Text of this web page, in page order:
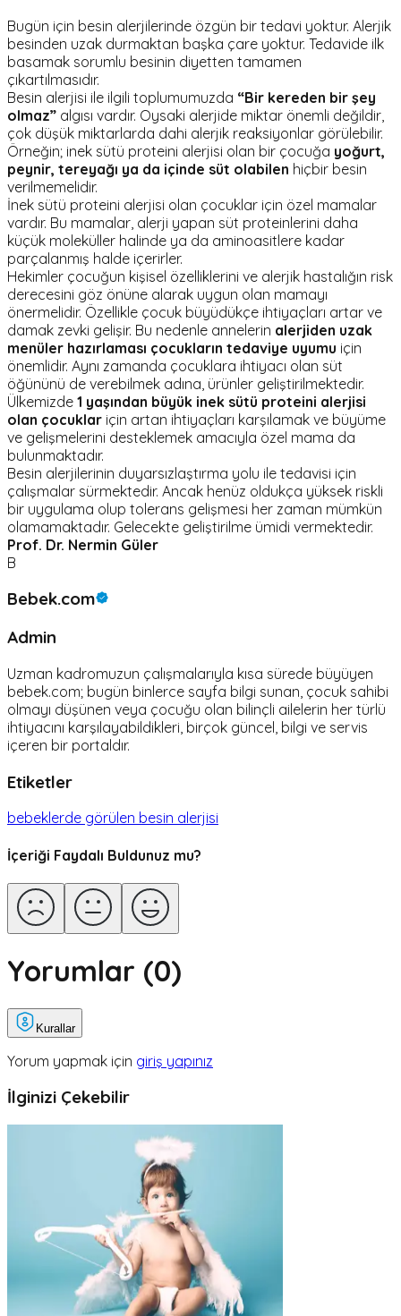
Bugün için besin alerjilerinde özgün bir tedavi yoktur. Alerjik
besinden uzak durmaktan başka çare yoktur. Tedavide ilk
basamak sorumlu besinin diyetten tamamen
çıkartılmasıdır.
Besin alerjisi ile ilgili toplumumuzda “Bir kereden bir şey
olmaz” algısı vardır. Oysaki alerjide miktar önemli değildir,
çok düşük miktarlarda dahi alerjik reaksiyonlar görülebilir.
Örneğin; inek sütü proteini alerjisi olan bir çocuğa yoğurt,
peynir, tereyağı ya da içinde süt olabilen hiçbir besin
verilmemelidir.
İnek sütü proteini alerjisi olan çocuklar için özel mamalar
vardır. Bu mamalar, alerji yapan süt proteinlerini daha
küçük moleküller halinde ya da aminoasitlere kadar
parçalanmış halde içerirler.
Hekimler çocuğun kişisel özelliklerini ve alerjik hastalığın risk
derecesini göz önüne alarak uygun olan mamayı
önermelidir. Özellikle çocuk büyüdükçe ihtiyaçları artar ve
damak zevki gelişir. Bu nedenle annelerin alerjiden uzak
menüler hazırlaması çocukların tedaviye uyumu için
önemlidir. Aynı zamanda çocuklara ihtiyacı olan süt
öğününü de verebilmek adına, ürünler geliştirilmektedir.
Ülkemizde 1 yaşından büyük inek sütü proteini alerjisi
olan çocuklar için artan ihtiyaçları karşılamak ve büyüme
ve gelişmelerini desteklemek amacıyla özel mama da
bulunmaktadır.
Besin alerjilerinin duyarsızlaştırma yolu ile tedavisi için
çalışmalar sürmektedir. Ancak henüz oldukça yüksek riskli
bir uygulama olup tolerans gelişmesi her zaman mümkün
olamamaktadır. Gelecekte geliştirilme ümidi vermektedir.
Prof. Dr. Nermin Güler
B
Bebek.com
Admin
Uzman kadromuzun çalışmalarıyla kısa sürede büyüyen
bebek.com; bugün binlerce sayfa bilgi sunan, çocuk sahibi
olmayı düşünen veya çocuğu olan bilinçli ailelerin her türlü
ihtiyacını karşılayabildikleri, birçok güncel, bilgi ve servis
içeren bir portaldır.
Etiketler
bebeklerde görülen besin alerjisi
İçeriği Faydalı Buldunuz mu?
Yorumlar (0)
Kurallar
Yorum yapmak için giriş yapınız
İlginizi Çekebilir